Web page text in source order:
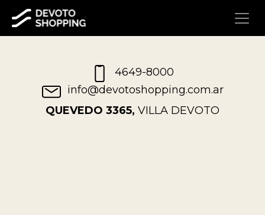
4649-8000
info@devotoshopping.com.ar
QUEVEDO 3365, VILLA DEVOTO